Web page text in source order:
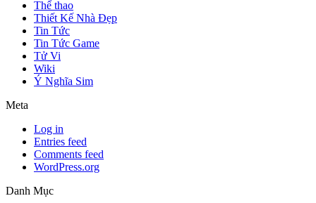
Thể thao
Thiết Kế Nhà Đẹp
Tin Tức
Tin Tức Game
Tử Vi
Wiki
Ý Nghĩa Sim
Meta
Log in
Entries feed
Comments feed
WordPress.org
Danh Mục